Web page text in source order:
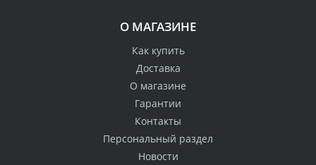
О МАГАЗИНЕ
Как купить
Доставка
О магазине
Гарантии
Контакты
Персональный раздел
Новости